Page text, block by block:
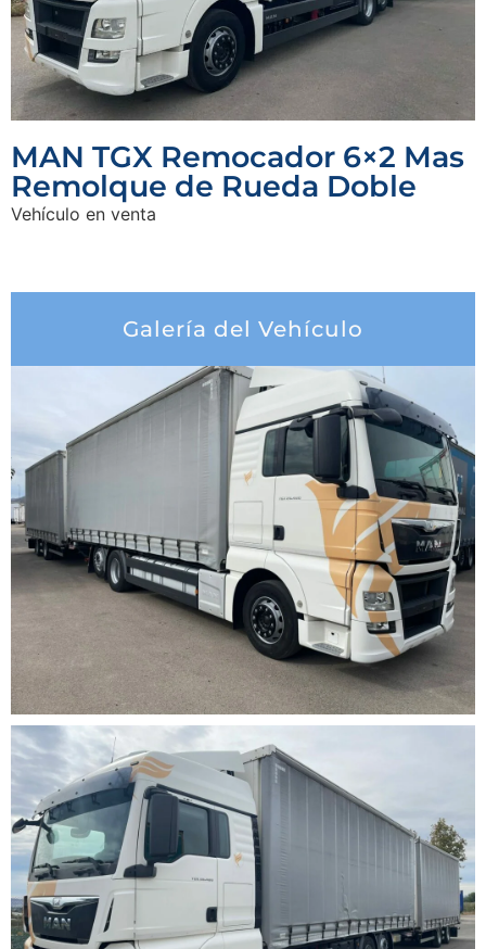
MAN TGX Remocador 6×2 Mas
Remolque de Rueda Doble
Vehículo en venta
Galería del Vehículo